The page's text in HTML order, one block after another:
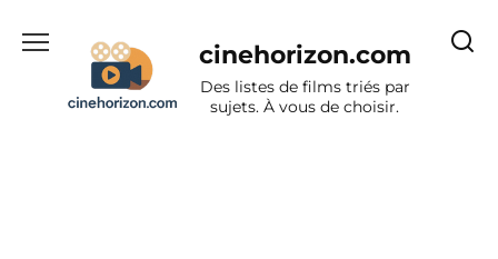
cinehorizon.com
Des listes de films triés par
sujets. À vous de choisir.